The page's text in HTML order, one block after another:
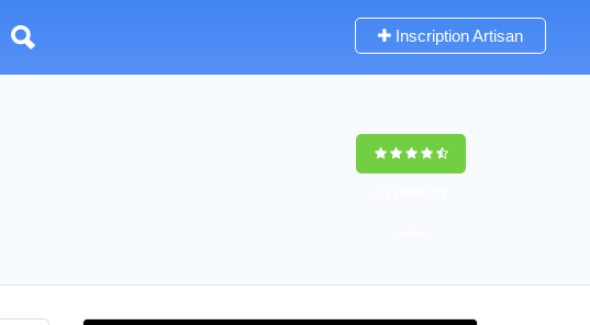
Inscription Artisan